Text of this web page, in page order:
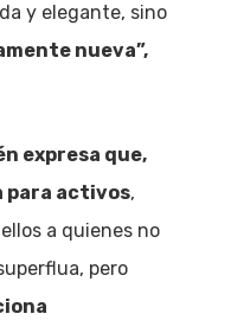
y elegante, sino
nueva”,
expresa que,
para activos,
a quienes no
pero